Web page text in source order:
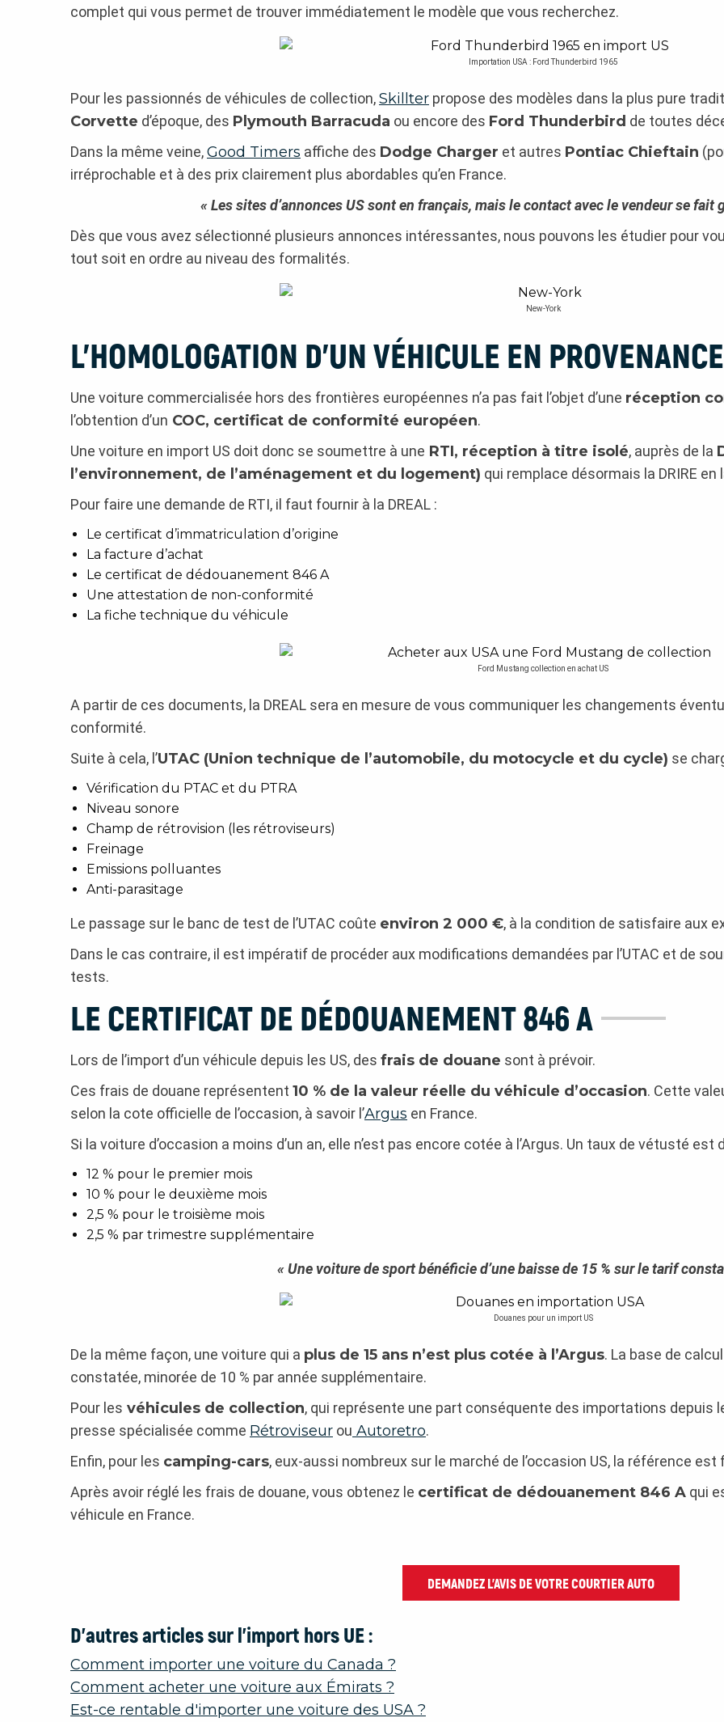
complet qui vous permet de trouver immédiatement le modèle que vous recherchez.
Importation USA : Ford Thunderbird 1965
Pour les passionnés de véhicules de collection,Skillter propose des modèles dans la plus pure
Corvette d’époque, des Plymouth Barracuda ou encore des Ford Thunderbird de toutes
Dans la même veine,Good Timers affiche des Dodge Charger et autres Pontiac Chieftain
irréprochable et à des prix clairement plus abordables qu’en France.
« Les sites d’annonces US sont en français, mais le contact avec le vendeur se fait
Dès que vous avez sélectionné plusieurs annonces intéressantes, nous pouvons les étudier pour
tout soit en ordre au niveau des formalités.
New-York
L’HOMOLOGATION D’UN VÉHICULE EN PROVENANCE
Une voiture commercialisée hors des frontières européennes n’a pas fait l’objet d’une réception
l’obtention d’un COC, certificat de conformité européen.
Une voiture en import US doit donc se soumettre à une RTI, réception à titre isolé, auprès de la
l’environnement, de l’aménagement et du logement) qui remplace désormais la DRIRE en
Pour faire une demande de RTI, il faut fournir à la DREAL :
Le certificat d’immatriculation d’origine
La facture d’achat
Le certificat de dédouanement 846 A
Une attestation de non-conformité
La fiche technique du véhicule
Ford Mustang collection en achat US
A partir de ces documents, la DREAL sera en mesure de vous communiquer les changements
conformité.
Suite à cela, l’UTAC (Union technique de l’automobile, du motocycle et du cycle) se
Vérification du PTAC et du PTRA
Niveau sonore
Champ de rétrovision (les rétroviseurs)
Freinage
Emissions polluantes
Anti-parasitage
Le passage sur le banc de test de l’UTAC coûte environ 2 000 €, à la condition de satisfaire aux
Dans le cas contraire, il est impératif de procéder aux modifications demandées par l’UTAC et de
tests.
LE CERTIFICAT DE DÉDOUANEMENT 846 A
Lors de l’import d’un véhicule depuis les US, des frais de douane sont à prévoir.
Ces frais de douane représentent 10 % de la valeur réelle du véhicule d’occasion. Cette
selon la cote officielle de l’occasion, à savoir l’Argus en France.
Si la voiture d’occasion a moins d’un an, elle n’est pas encore cotée à l’Argus. Un taux de vétusté est
12 % pour le premier mois
10 % pour le deuxième mois
2,5 % pour le troisième mois
2,5 % par trimestre supplémentaire
« Une voiture de sport bénéficie d’une baisse de 15 % sur le tarif
Douanes pour un import US
De la même façon, une voiture qui a plus de 15 ans n’est plus cotée à l’Argus. La base de
constatée, minorée de 10 % par année supplémentaire.
Pour les véhicules de collection, qui représente une part conséquente des importations depuis
presse spécialisée comme Rétroviseur ou Autoretro.
Enfin, pour les camping-cars, eux-aussi nombreux sur le marché de l’occasion US, la référence est
Après avoir réglé les frais de douane, vous obtenez le certificat de dédouanement 846 A qui
véhicule en France.
DEMANDEZ L’AVIS DE VOTRE COURTIER AUTO
D’autres articles sur l’import hors UE :
Comment importer une voiture du Canada ?
Comment acheter une voiture aux Émirats ?
Est-ce rentable d'importer une voiture des USA ?